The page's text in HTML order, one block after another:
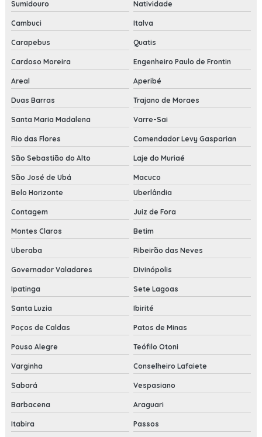
Sumidouro Natividade
Cambuci Italva
Carapebus Quatis
Cardoso Moreira Engenheiro Paulo de Frontin
Areal Aperibé
Duas Barras Trajano de Moraes
Santa Maria Madalena Varre-Sai
Rio das Flores Comendador Levy Gasparian
São Sebastião do Alto Laje do Muriaé
São José de Ubá
Macuco
Belo Horizonte
Uberlândia
Contagem Juiz de Fora
Montes Claros Betim
Uberaba Ribeirão das Neves
Governador Valadares Divinópolis
Ipatinga Sete Lagoas
Santa Luzia Ibirité
Poços de Caldas Patos de Minas
Pouso Alegre Teófilo Otoni
Varginha Conselheiro Lafaiete
Sabará Vespasiano
Barbacena Araguari
Itabira Passos